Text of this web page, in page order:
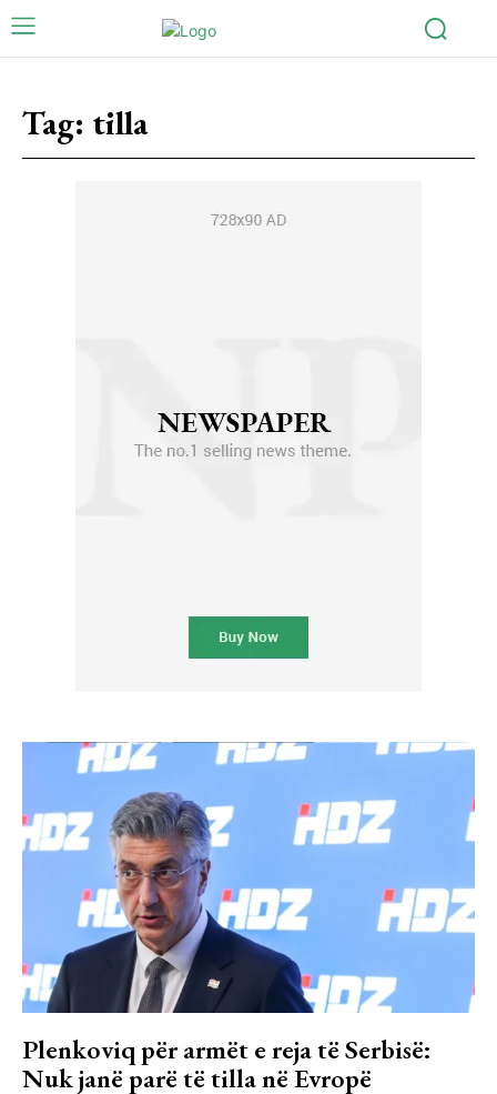
Tag: tilla
Plenkoviq për armët e reja të Serbisë:
Nuk janë parë të tilla në Evropë